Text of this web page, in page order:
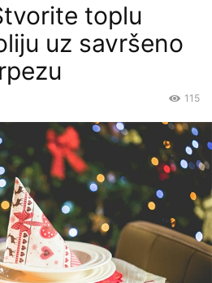
toplu
uz savršeno
115